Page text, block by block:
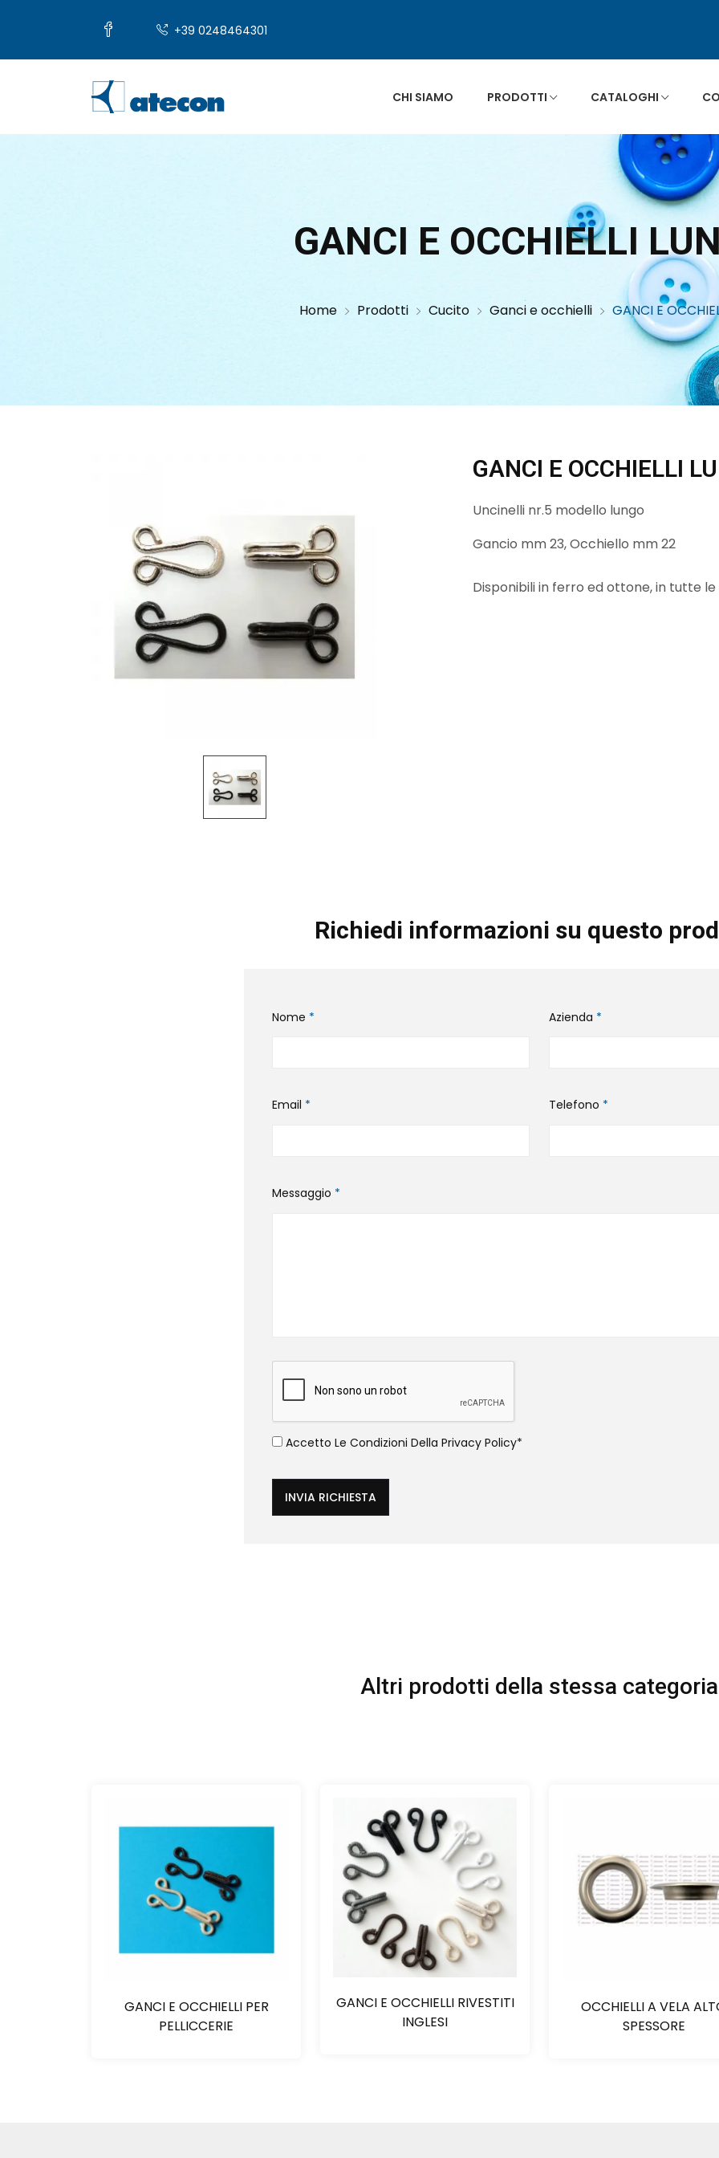
+39 0248464301
CHI SIAMO PRODOTTI CATALOGHI
GANCI E OCCHIELLI
Home Prodotti Cucito Ganci e occhielli GANCI E
GANCI E OCCHIELLI
Uncinelli nr.5 modello lungo
Gancio mm 23, Occhiello mm 22
Disponibili in ferro ed ottone, in tutte
Richiedi informazioni su questo
Nome * Azienda *
Email * Telefono *
Messaggio *
Accetto Le Condizioni Della Privacy Policy*
INVIA RICHIESTA
Altri prodotti della stessa categoria
GANCI E OCCHIELLI PER
PELLICCERIE
GANCI E OCCHIELLI RIVESTITI
INGLESI
OCCHIELLI A VELA
SPESSORE